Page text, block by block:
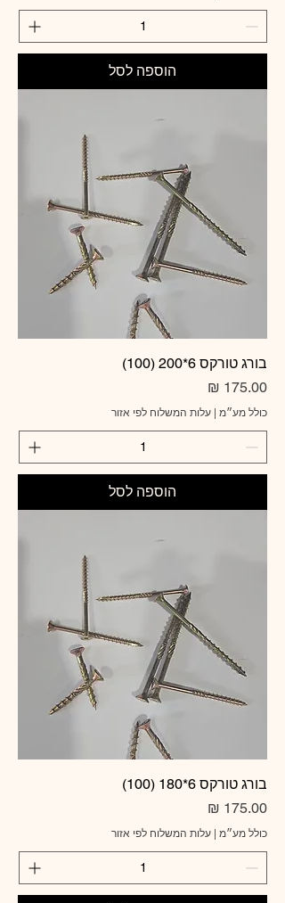
הוספה לסל
בורג טורקס 6*200 (100)
מחיר
כולל מע״מ עלות המשלוח לפי אזור
הוספה לסל
בורג טורקס 6*180 (100)
מחיר
כולל מע״מ עלות המשלוח לפי אזור